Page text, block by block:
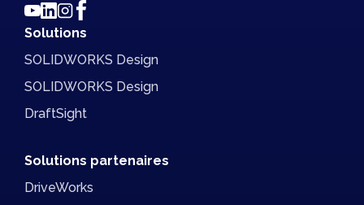
Solutions
SOLIDWORKS Design
SOLIDWORKS Design
DraftSight
Solutions partenaires
DriveWorks